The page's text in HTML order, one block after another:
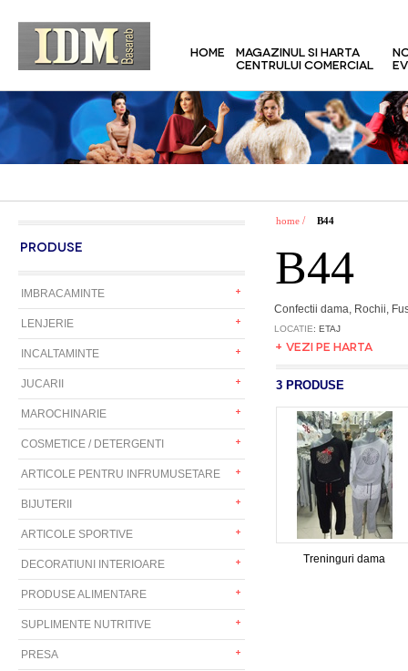
HOME
MAGAZINUL SI HARTA
CENTRULUI COMERCIAL
PRODUSE
IMBRACAMINTE
LENJERIE
INCALTAMINTE
JUCARII
MAROCHINARIE
COSMETICE / DETERGENTI
ARTICOLE PENTRU INFRUMUSETARE
BIJUTERII
ARTICOLE SPORTIVE
DECORATIUNI INTERIOARE
PRODUSE ALIMENTARE
SUPLIMENTE NUTRITIVE
PRESA
home / B44
B44
Confectii dama, Rochii,
LOCATIE: ETAJ
+ VEZI PE HARTA
3 PRODUSE
Treninguri dama